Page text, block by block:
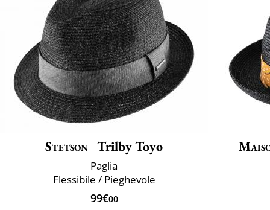
Stetson Trilby Toyo
Paglia
Flessibile / Pieghevole
99€00